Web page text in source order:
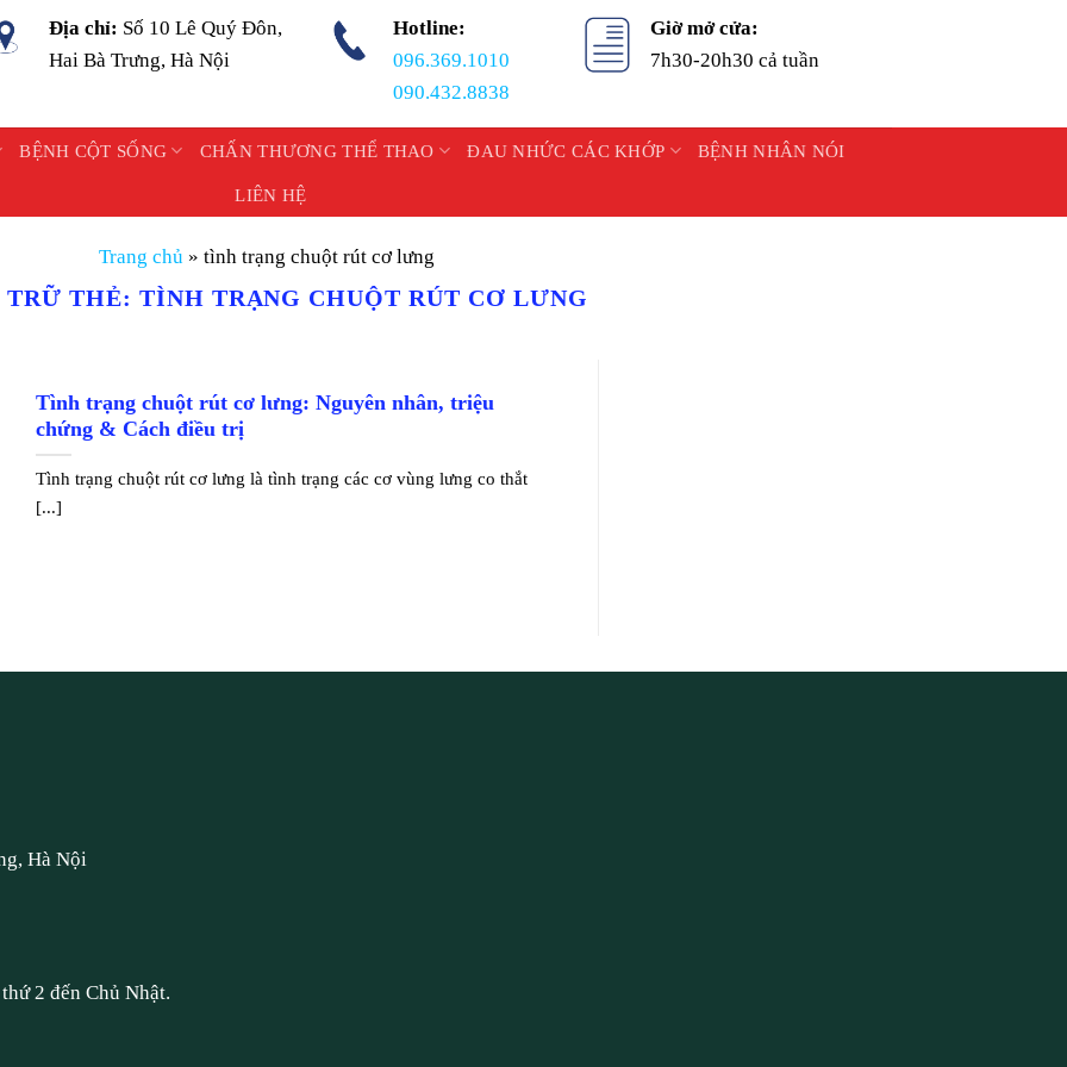
Địa chỉ: Số 10 Lê Quý Đôn,
Hai Bà Trưng, Hà Nội
Hotline:
096.369.1010
090.432.8838
Giờ mở cửa:
7h30-20h30 cả tuần
BỆNH CỘT SỐNG CHẤN THƯƠNG THỂ THAO ĐAU NHỨC CÁC KHỚP BỆNH NHÂN NÓI
LIÊN HỆ
Trang chủ » tình trạng chuột rút cơ lưng
TRỮ THẺ: TÌNH TRẠNG CHUỘT RÚT CƠ LƯNG
Tình trạng chuột rút cơ lưng: Nguyên nhân, triệu
chứng & Cách điều trị
Tình trạng chuột rút cơ lưng là tình trạng các cơ vùng lưng co thắt
[...]
Hà Nội
2 đến Chủ Nhật.